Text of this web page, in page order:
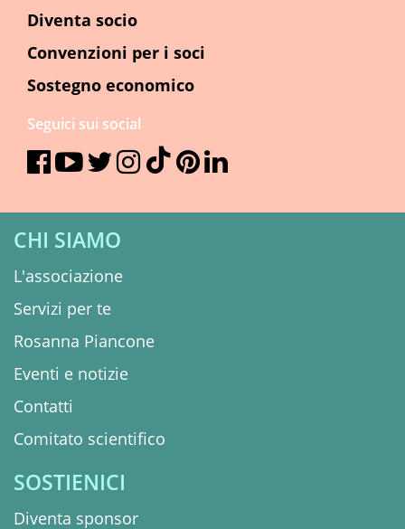
CHI SIAMO
L'associazione
Servizi per te
Rosanna Piancone
Eventi e notizie
Contatti
Comitato scientifico
SOSTIENICI
Diventa sponsor
Diventa socio
Convenzioni per i soci
Sostegno economico
Seguici sui social